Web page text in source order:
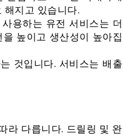
해지고 있습니다.
용하는 유전 서비스는 더
높이고 생산성이 높아집
것입니다. 서비스는 배출
라 다릅니다. 드릴링 및 완